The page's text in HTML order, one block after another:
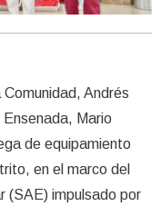
Comunidad, Andrés
Ensenada, Mario
de equipamiento
en el marco del
(SAE) impulsado por